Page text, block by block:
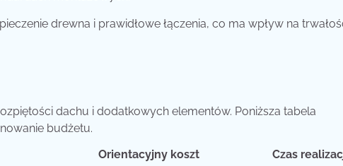
drewna i prawidłowe łączenia, co ma wpływ na
dachu i dodatkowych elementów. Poniższa tabela
budżetu.
Orientacyjny koszt
Czas